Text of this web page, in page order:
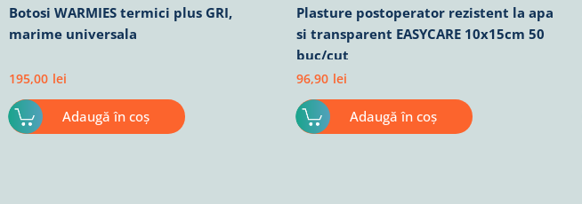
Botosi WARMIES termici plus GRI,
marime universala
195,00 lei
Adaugă în coș
Plasture postoperator rezistent la apa
si transparent EASYCARE 10x15cm 50
buc/cut
96,90 lei
Adaugă în coș